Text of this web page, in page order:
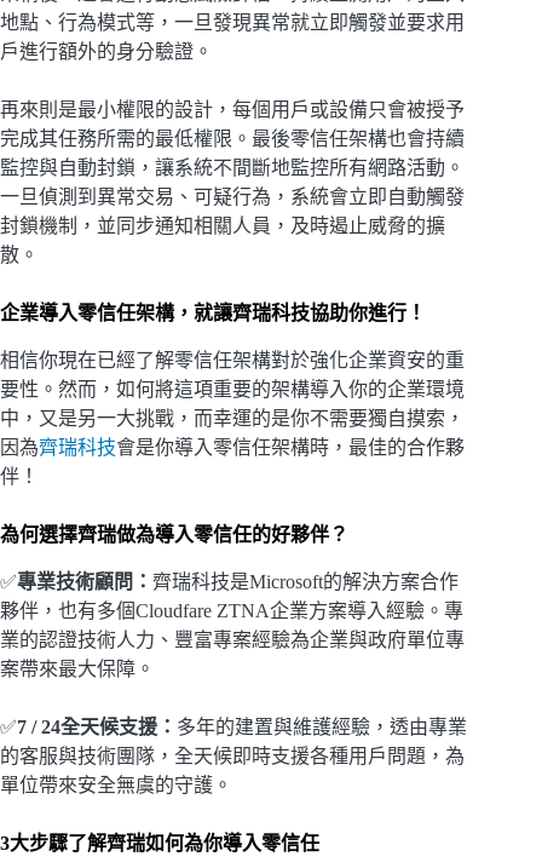
地點、行為模式等，一旦發現異常就立即觸發並要求用
戶進行額外的身分驗證。
再來則是最小權限的設計，每個用戶或設備只會被授予
完成其任務所需的最低權限。最後零信任架構也會持續
監控與自動封鎖，讓系統不間斷地監控所有網路活動。
一旦偵測到異常交易、可疑行為，系統會立即自動觸發
封鎖機制，並同步通知相關人員，及時遏止威脅的擴
散。
企業導入零信任架構，就讓齊瑞科技協助你進行！
相信你現在已經了解零信任架構對於強化企業資安的重
要性。然而，如何將這項重要的架構導入你的企業環境
中，又是另一大挑戰，而幸運的是你不需要獨自摸索，
因為齊瑞科技會是你導入零信任架構時，最佳的合作夥
伴！
為何選擇齊瑞做為導入零信任的好夥伴？
✅專業技術顧問： 齊瑞科技是Microsoft的解決方案合作
夥伴，也有多個Cloudfare ZTNA企業方案導入經驗。專
業的認證技術人力、豐富專案經驗為企業與政府單位專
案帶來最大保障。
✅7 / 24全天候支援： 多年的建置與維護經驗，透由專業
的客服與技術團隊，全天候即時支援各種用戶問題，為
單位帶來安全無虞的守護。
3大步驟了解齊瑞如何為你導入零信任